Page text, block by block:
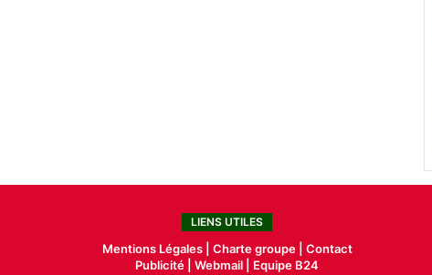
LIENS UTILES
Mentions Légales | Charte groupe | Contact
Publicité |Webmail |
Equipe B24